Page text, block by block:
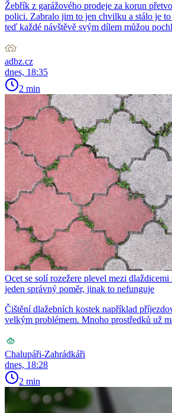
Žebřík z garážového prodeje za korun
polici. Zabralo jim to jen chvilku a stálo je
teď každé návštěvě svým dílem můžou
adbz.cz
dnes, 18:35
2 min
Ocet se solí rozežere plevel mezi
jeden správný poměr, jinak to nefunguje
Čištění dlažebních kostek například
velkým problémem. Mnoho prostředků už
Chalupáři-Zahrádkáři
dnes, 18:28
2 min